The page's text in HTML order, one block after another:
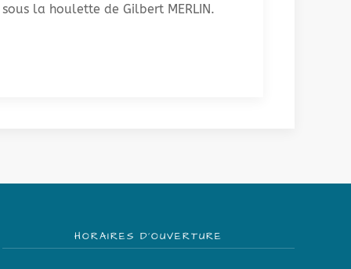
sous la houlette de Gilbert MERLIN.
HORAIRES D’OUVERTURE